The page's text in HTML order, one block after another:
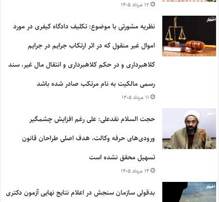
۱۲ مرداد ۱۴۰۵
نظریه مشورتی با موضوع: تکلیف دادگاه کیفری در مورد
اموال غیر منقول که در اثر ارتکاب جرایم در جرایم
کلاهبرداری و در حکم کلاهبرداری و انتقال مال غیر، سند
رسمی مالکیت به نام مرتکب صادر شده باشد
۱۱ مرداد ۱۴۰۵
حجت السلام نقدعلی: علی رغم افزایش چشمگیر
ورودی‌های حرفه وکالت، هدف اصلی طراحان قانون
تسهیل محقق نشده است
۱۴ مرداد ۱۴۰۵
بدقولی سازمان سنجش در اعلام نتایج نهایی آزمون دکتری